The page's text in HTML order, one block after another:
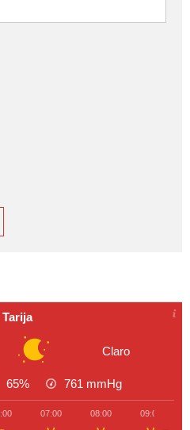
Tarija
Claro
65% 761 mmHg
07:00 08:00 09:00